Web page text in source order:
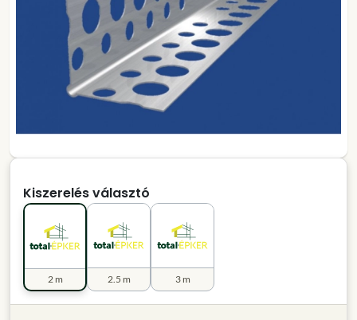
Kiszerelés választó
2 m 2.5 m 3 m